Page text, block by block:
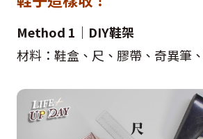
Method 1｜DIY鞋架
材料：鞋盒、尺、膠帶、奇異筆